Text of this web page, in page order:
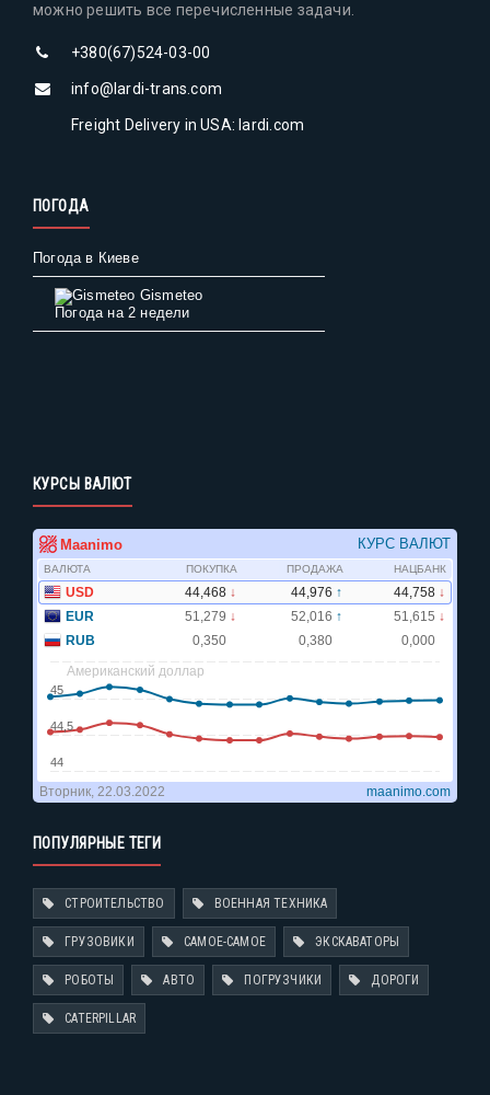
можно решить все перечисленные задачи.
+380(67)524-03-00
info@lardi-trans.com
Freight Delivery in USA: lardi.com
ПОГОДА
Погода в Киеве
Gismeteo
Погода на 2 недели
КУРСЫ ВАЛЮТ
ПОПУЛЯРНЫЕ ТЕГИ
СТРОИТЕЛЬСТВО ВОЕННАЯ ТЕХНИКА
ГРУЗОВИКИ САМОЕ-САМОЕ ЭКСКАВАТОРЫ
РОБОТЫ АВТО ПОГРУЗЧИКИ ДОРОГИ
CATERPILLAR